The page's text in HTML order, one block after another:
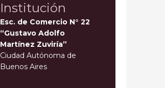
Institución
Esc. de Comercio N° 22
“Gustavo Adolfo
Martínez Zuviría”
Ciudad Autónoma de
Buenos Aires